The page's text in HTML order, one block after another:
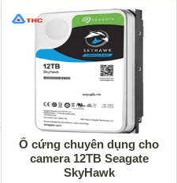
Ổ cứng chuyên dụng cho
camera 12TB Seagate
SkyHawk